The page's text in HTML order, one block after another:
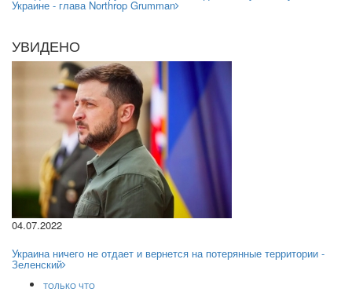
Украине - глава Northrop Grumman
УВИДЕНО
04.07.2022
Украина ничего не отдает и вернется на потерянные территории -
Зеленский
ТОЛЬКО ЧТО